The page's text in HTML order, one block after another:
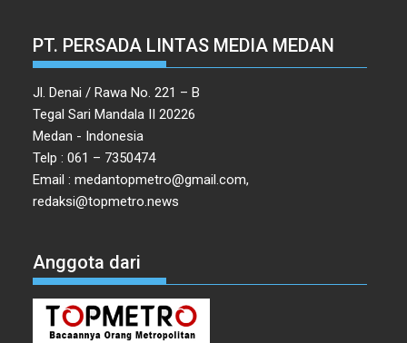
PT. PERSADA LINTAS MEDIA MEDAN
Jl. Denai / Rawa No. 221 – B
Tegal Sari Mandala II 20226
Medan - Indonesia
Telp : 061 – 7350474
Email : medantopmetro@gmail.com,
redaksi@topmetro.news
Anggota dari